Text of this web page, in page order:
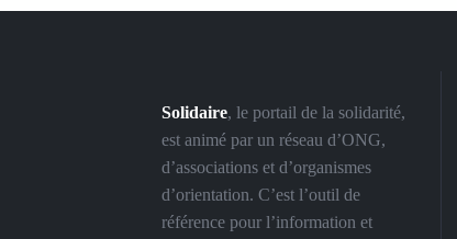
Solidaire, le portail de la solidarité,
est animé par un réseau d’ONG,
d’associations et d’organismes
d’orientation. C’est l’outil de
référence pour l’information et